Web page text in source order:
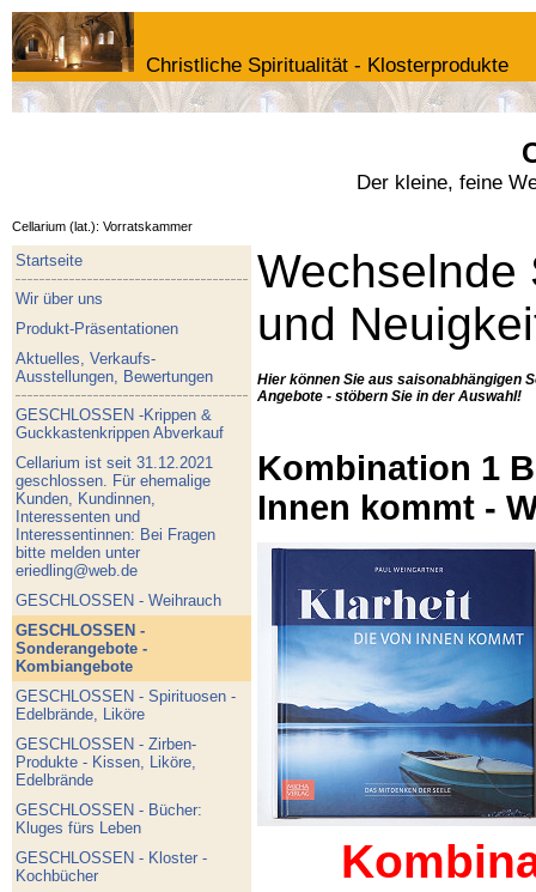
Christliche Spiritualität - Klosterprodukte
Der kleine, feine
Cellarium (lat.): Vorratskammer
Startseite
Wir über uns
Produkt-Präsentationen
Aktuelles, Verkaufs-
Ausstellungen, Bewertungen
GESCHLOSSEN -Krippen &
Guckkastenkrippen Abverkauf
Cellarium ist seit 31.12.2021
geschlossen. Für ehemalige
Kunden, Kundinnen,
Interessenten und
Interessentinnen: Bei Fragen
bitte melden unter
eriedling@web.de
GESCHLOSSEN - Weihrauch
GESCHLOSSEN -
Sonderangebote -
Kombiangebote
GESCHLOSSEN - Spirituosen -
Edelbrände, Liköre
GESCHLOSSEN - Zirben-
Produkte - Kissen, Liköre,
Edelbrände
GESCHLOSSEN - Bücher:
Kluges fürs Leben
GESCHLOSSEN - Kloster -
Kochbücher
Wechselnde
und
Hier können Sie aus saisonabhängigen
Angebote - stöbern Sie in der Auswahl!
Kombination 1
Innen kommt -